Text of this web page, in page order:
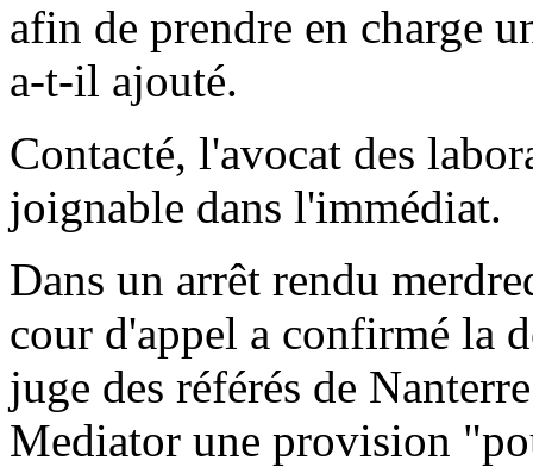
afin de prendre en charge
a-t-il ajouté.
Contacté, l'avocat des
joignable dans l'immédiat.
Dans un arrêt rendu
cour d'appel a confirmé la
juge des référés de
Mediator une provision